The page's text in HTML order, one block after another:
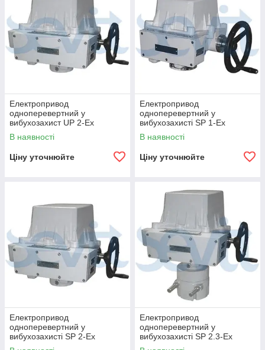
Електропривод
одноперевертний у
вибухозахист UP 2-Ex
В наявності
Ціну уточнюйте
Електропривод
одноперевертний у
вибухозахисті SP 1-Ex
В наявності
Ціну уточнюйте
Електропривод
одноперевертний у
вибухозахисті SP 2-Ex
Електропривод
одноперевертний у
вибухозахисті SP 2.3-Ex